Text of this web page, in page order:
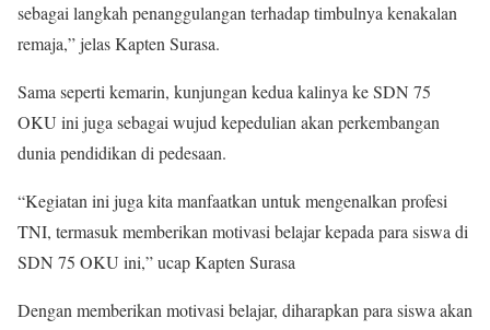
sebagai langkah penanggulangan terhadap timbulnya kenakalan
remaja,” jelas Kapten Surasa.
Sama seperti kemarin, kunjungan kedua kalinya ke SDN 75
OKU ini juga sebagai wujud kepedulian akan perkembangan
dunia pendidikan di pedesaan.
“Kegiatan ini juga kita manfaatkan untuk mengenalkan profesi
TNI, termasuk memberikan motivasi belajar kepada para siswa di
SDN 75 OKU ini,” ucap Kapten Surasa
Dengan memberikan motivasi belajar, diharapkan para siswa akan